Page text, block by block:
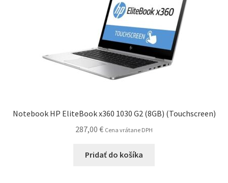
Notebook HP EliteBook x360 1030 G2 (8GB) (Touchscreen)
287,00 € Cena vrátane DPH
Pridať do košíka